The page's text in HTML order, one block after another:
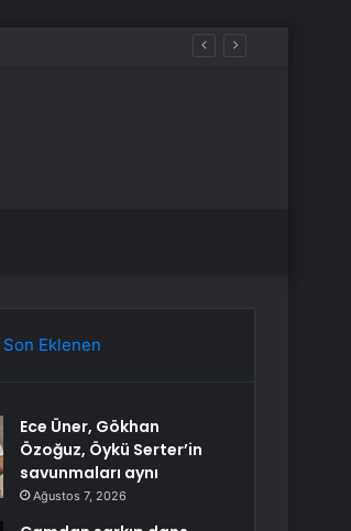
Son Eklenen
Ece Üner, Gökhan
Özoğuz, Öykü Serter’in
savunmaları aynı
Ağustos 7, 2026